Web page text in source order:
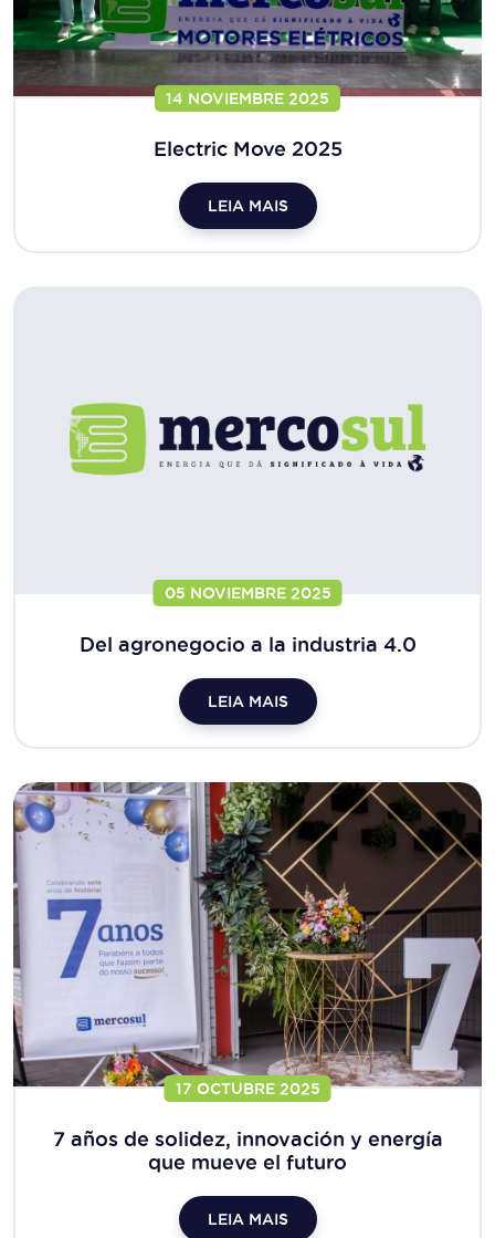
14 NOVIEMBRE 2025
Electric Move 2025
LEIA MAIS
05 NOVIEMBRE 2025
Del agronegocio a la industria 4.0
LEIA MAIS
17 OCTUBRE 2025
7 años de solidez, innovación y energía
que mueve el futuro
LEIA MAIS